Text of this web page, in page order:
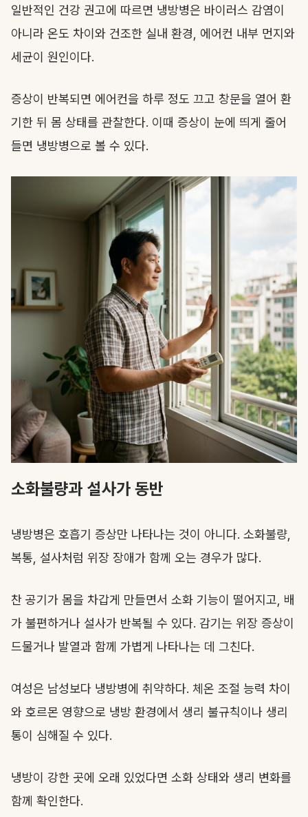
일반적인 건강 권고에 따르면 냉방병은 바이러스 감염이
아니라 온도 차이와 건조한 실내 환경, 에어컨 내부 먼지와
세균이 원인이다.
증상이 반복되면 에어컨을 하루 정도 끄고 창문을 열어 환
기한 뒤 몸 상태를 관찰한다. 이때 증상이 눈에 띄게 줄어
들면 냉방병으로 볼 수 있다.
소화불량과 설사가 동반
냉방병은 호흡기 증상만 나타나는 것이 아니다. 소화불량,
복통, 설사처럼 위장 장애가 함께 오는 경우가 많다.
찬 공기가 몸을 차갑게 만들면서 소화 기능이 떨어지고, 배
가 불편하거나 설사가 반복될 수 있다. 감기는 위장 증상이
드물거나 발열과 함께 가볍게 나타나는 데 그친다.
여성은 남성보다 냉방병에 취약하다. 체온 조절 능력 차이
와 호르몬 영향으로 냉방 환경에서 생리 불규칙이나 생리
통이 심해질 수 있다.
냉방이 강한 곳에 오래 있었다면 소화 상태와 생리 변화를
함께 확인한다.